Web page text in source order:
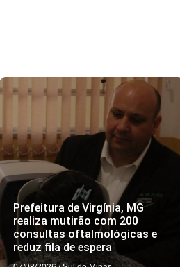
Prefeitura de Virgínia, MG
realiza mutirão com 200
consultas oftalmológicas e
reduz fila de espera